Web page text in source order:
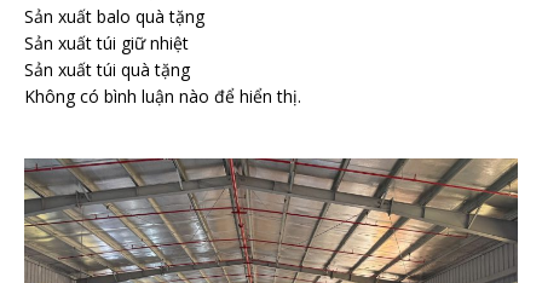
Sản xuất balo quà tặng
Sản xuất túi giữ nhiệt
Sản xuất túi quà tặng
Không có bình luận nào để hiển thị.